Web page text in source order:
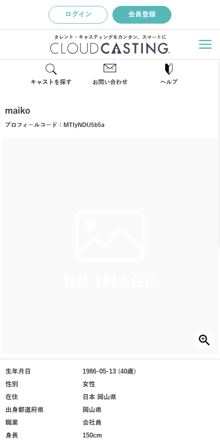
ログイン 会員登録
タレント・キャスティングをカンタン、スマートに
キャストを探す お問い合わせ ヘルプ
maiko
プロフィールコード： MTIyNDU5b5a
生年月日
1986-05-13 (40歳)
性別
女性
在住
日本 岡山県
出身都道府県
岡山県
職業
会社員
身長
150cm